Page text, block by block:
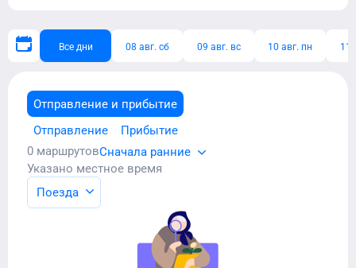
Все дни 08 авг. сб 09 авг. вс 10 авг. пн 11
Отправление и прибытие
Отправление
Прибытие
0 маршрутовСначала ранние
Указано местное время
Поезда